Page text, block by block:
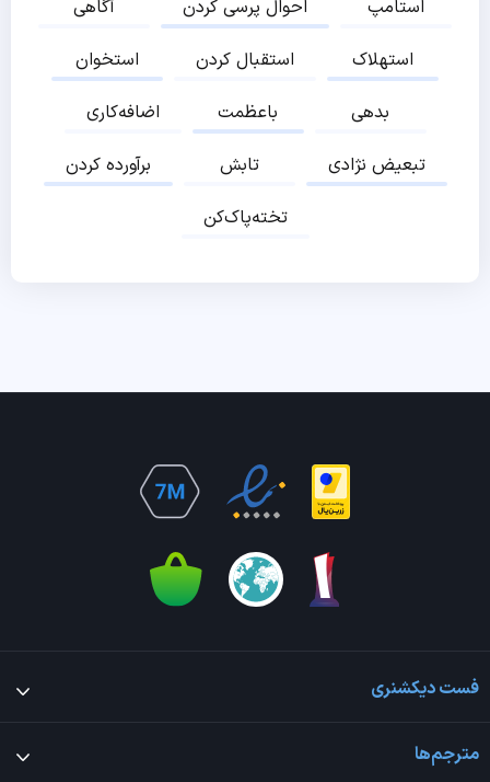
آگاهی
احوال پرسی کردن
استامپ
استخوان
استقبال کردن
استهلاک
اضافه‌کاری
باعظمت
بدهی
برآورده کردن
تابش
تبعیض نژادی
تخته‌پاک‌کن
فست دیکشنری
مترجم‌ها